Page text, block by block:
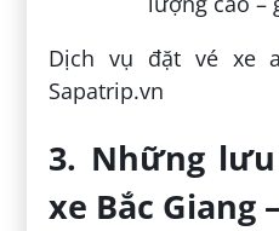
Dịch vụ đặt vé xe
Sapatrip.vn
3. Những
xe Bắc Giang